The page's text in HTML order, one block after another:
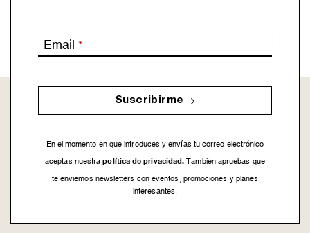
Email *
Suscribirme
En el momento en que introduces y envías tu correo electrónico
aceptas nuestra política de privacidad. También apruebas que
te enviemos newsletters con eventos, promociones y planes
interesantes.